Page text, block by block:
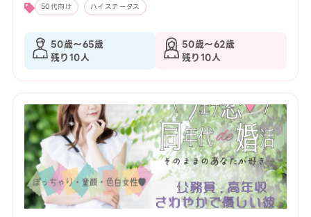
50代向け ハイステータス
50歳〜65歳
残り10人
50歳〜62歳
残り10人